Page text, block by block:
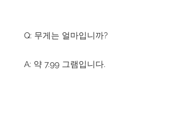
Q: 무게는 얼마입니까?
A: 약 7.99 그램입니다.